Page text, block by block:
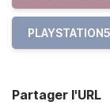
PLAYSTATION5
Partager l'URL